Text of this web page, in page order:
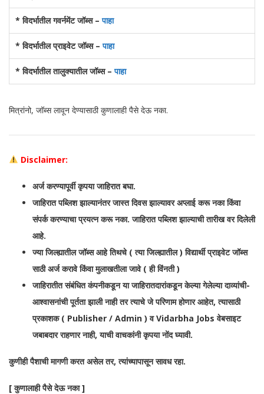
* विदर्भातील गवर्नमेंट जॉब्स –पाहा
* विदर्भातील प्राइवेट जॉब्स –पाहा
* विदर्भातील तालुक्यातील जॉब्स –पाहा
मित्रांनो, जॉब्स लावून देण्यासाठी कुणालाही पैसे देऊ नका.
Disclaimer:
अर्ज करण्यापूर्वी कृपया जाहिरात बघा.
जाहिरात पब्लिश झाल्यानंतर जास्त दिवस झाल्यावर अप्लाई करू नका किंवा
संपर्क करण्याचा प्रयत्न करू नका. जाहिरात पब्लिश झाल्याची तारीख वर दिलेली
आहे.
ज्या जिल्ह्यातील जॉब्स आहे तिथचे ( त्या जिल्ह्यातील ) विद्यार्थी प्राइवेट जॉब्स
साठी अर्ज करावे किंवा मुलाखतीला जावे ( ही विंनती )
जाहिरातीत संबंधित कंपनीकडून या जाहिरातदारांकडून केल्या गेलेल्या दाव्यांची-
आश्वासनांची पूर्तता झाली नाही तर त्याचे जे परिणाम होणार आहेत, त्यासाठी
प्रकाशक ( Publisher / Admin ) व Vidarbha Jobs वेबसाइट
जबाबदार राहणार नाही, याची वाचकांनी कृपया नोंद घ्यावी.
कुणीही पैशाची मागणी करत असेल तर, त्यांच्यापासून सावध रहा.
[ कुणालाही पैसे देऊ नका ]